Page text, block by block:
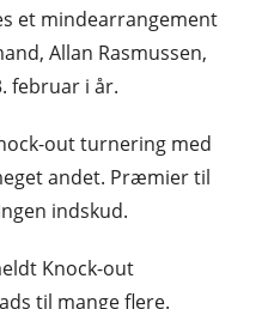
et mindearrangement
Allan Rasmussen,
februar i år.
out turnering med
andet. Præmier til
indskud.
Knock-out
til mange flere.